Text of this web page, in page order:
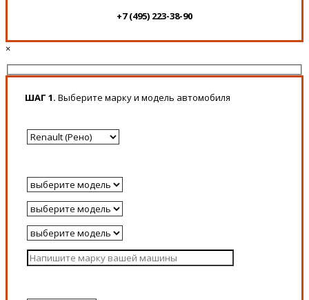
+7 (495) 223-38-90
×
ШАГ 1. Выберите марку и модель автомобиля